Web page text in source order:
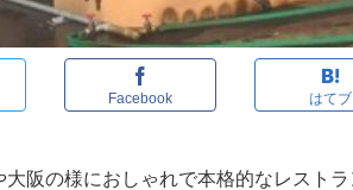
Facebook はてブ
大阪の様におしゃれで本格的なレスト